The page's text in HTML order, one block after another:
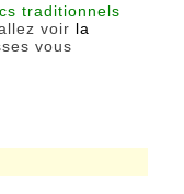
traditionnels
voir la
vous